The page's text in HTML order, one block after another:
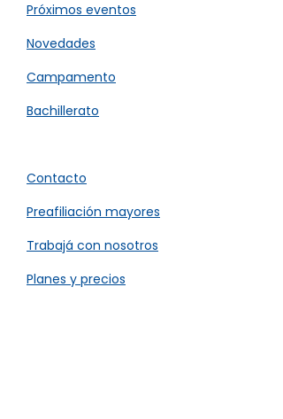
Próximos eventos
Novedades
Campamento
Bachillerato
Contacto
Preafiliación mayores
Trabajá con nosotros
Planes y precios